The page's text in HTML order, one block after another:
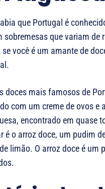
que Portugal é
sobremesas que variam
se você é um amante de
doces mais famosos de
com um creme de ovos
encontrado em quase
é o arroz doce, um pudim
limão. O arroz doce é um